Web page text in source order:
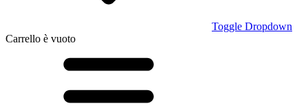
Toggle Dropdown
Carrello è vuoto